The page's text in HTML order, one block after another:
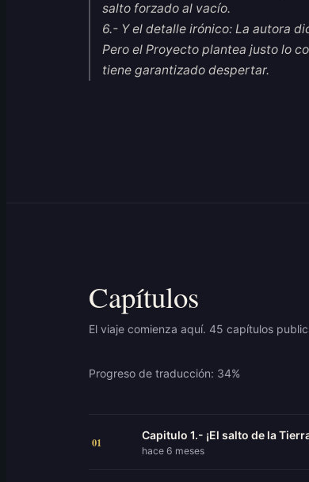
salto forzado al vacío.
6.- Y el detalle irónico: La autora
Pero el Proyecto plantea justo lo
tiene garantizado despertar.
Capítulos
El viaje comienza aquí. 45 capítulos
Progreso de traducción: 34%
01
Capitulo 1.- ¡El salto de la
hace 6 meses